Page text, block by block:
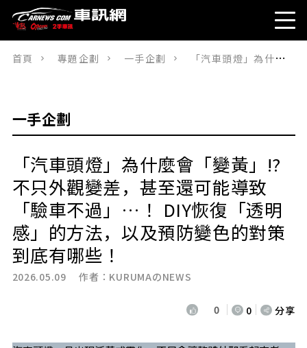
首頁 專題企劃 一手企劃 「汽車頭燈」為什麼會「變黃」!? 不只外觀變差，甚至還可能導致「驗車不過」…！ DIY恢復「透明感」的方法，以及預防變色的對策到底有哪些！
一手企劃
「汽車頭燈」為什麼會「變黃」!?
不只外觀變差，甚至還可能導致
「驗車不過」…！ DIY恢復「透明
感」的方法，以及預防變色的對策
到底有哪些！
2026.05.09 作者： KURUMAのNEWS
0 0 分享